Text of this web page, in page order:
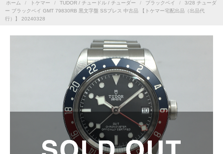
ホーム / トケマー / TUDOR / チュードル / チューダー / ブラックベイ /
3/28 チューダ
ー ブラックベイ GMT 79830RB 黒文字盤 SSブレス 中古品 【トケマー宅配出品（出品代
行）】 20240328